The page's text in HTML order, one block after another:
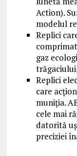
Action).
modelul
Replici
gaz
Replici
care
muniţia.
cele mai
datorită
preciziei